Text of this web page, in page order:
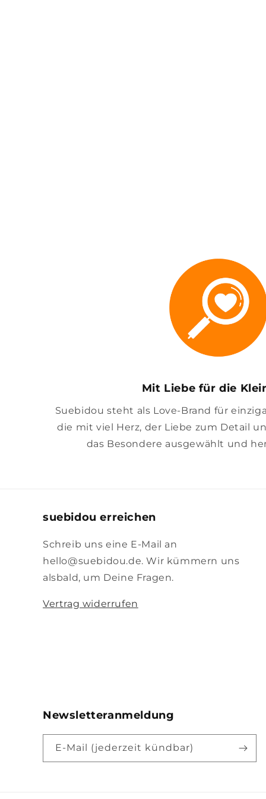
Mit Liebe für die
Suebidou steht als Love-Brand für
die mit viel Herz, der Liebe zum Detail
das Besondere ausgewählt und
suebidou erreichen
Schreib uns eine E-Mail an
hello@suebidou.de. Wir kümmern uns
alsbald, um Deine Fragen.
Vertrag widerrufen
Newsletteranmeldung
E-Mail (jederzeit kündbar)